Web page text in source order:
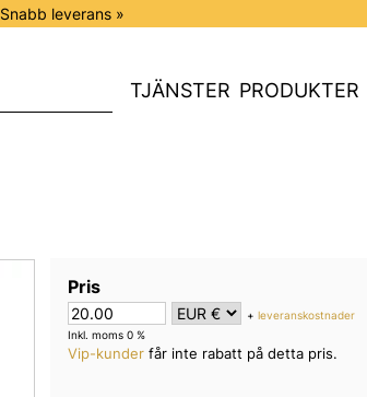
Snabb leverans »
TJÄNSTER PRODUKTER
Pris
+ leveranskostnader
Inkl. moms 0 %
Vip-kunder får inte rabatt på detta pris.